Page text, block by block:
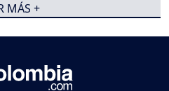
MÁS +